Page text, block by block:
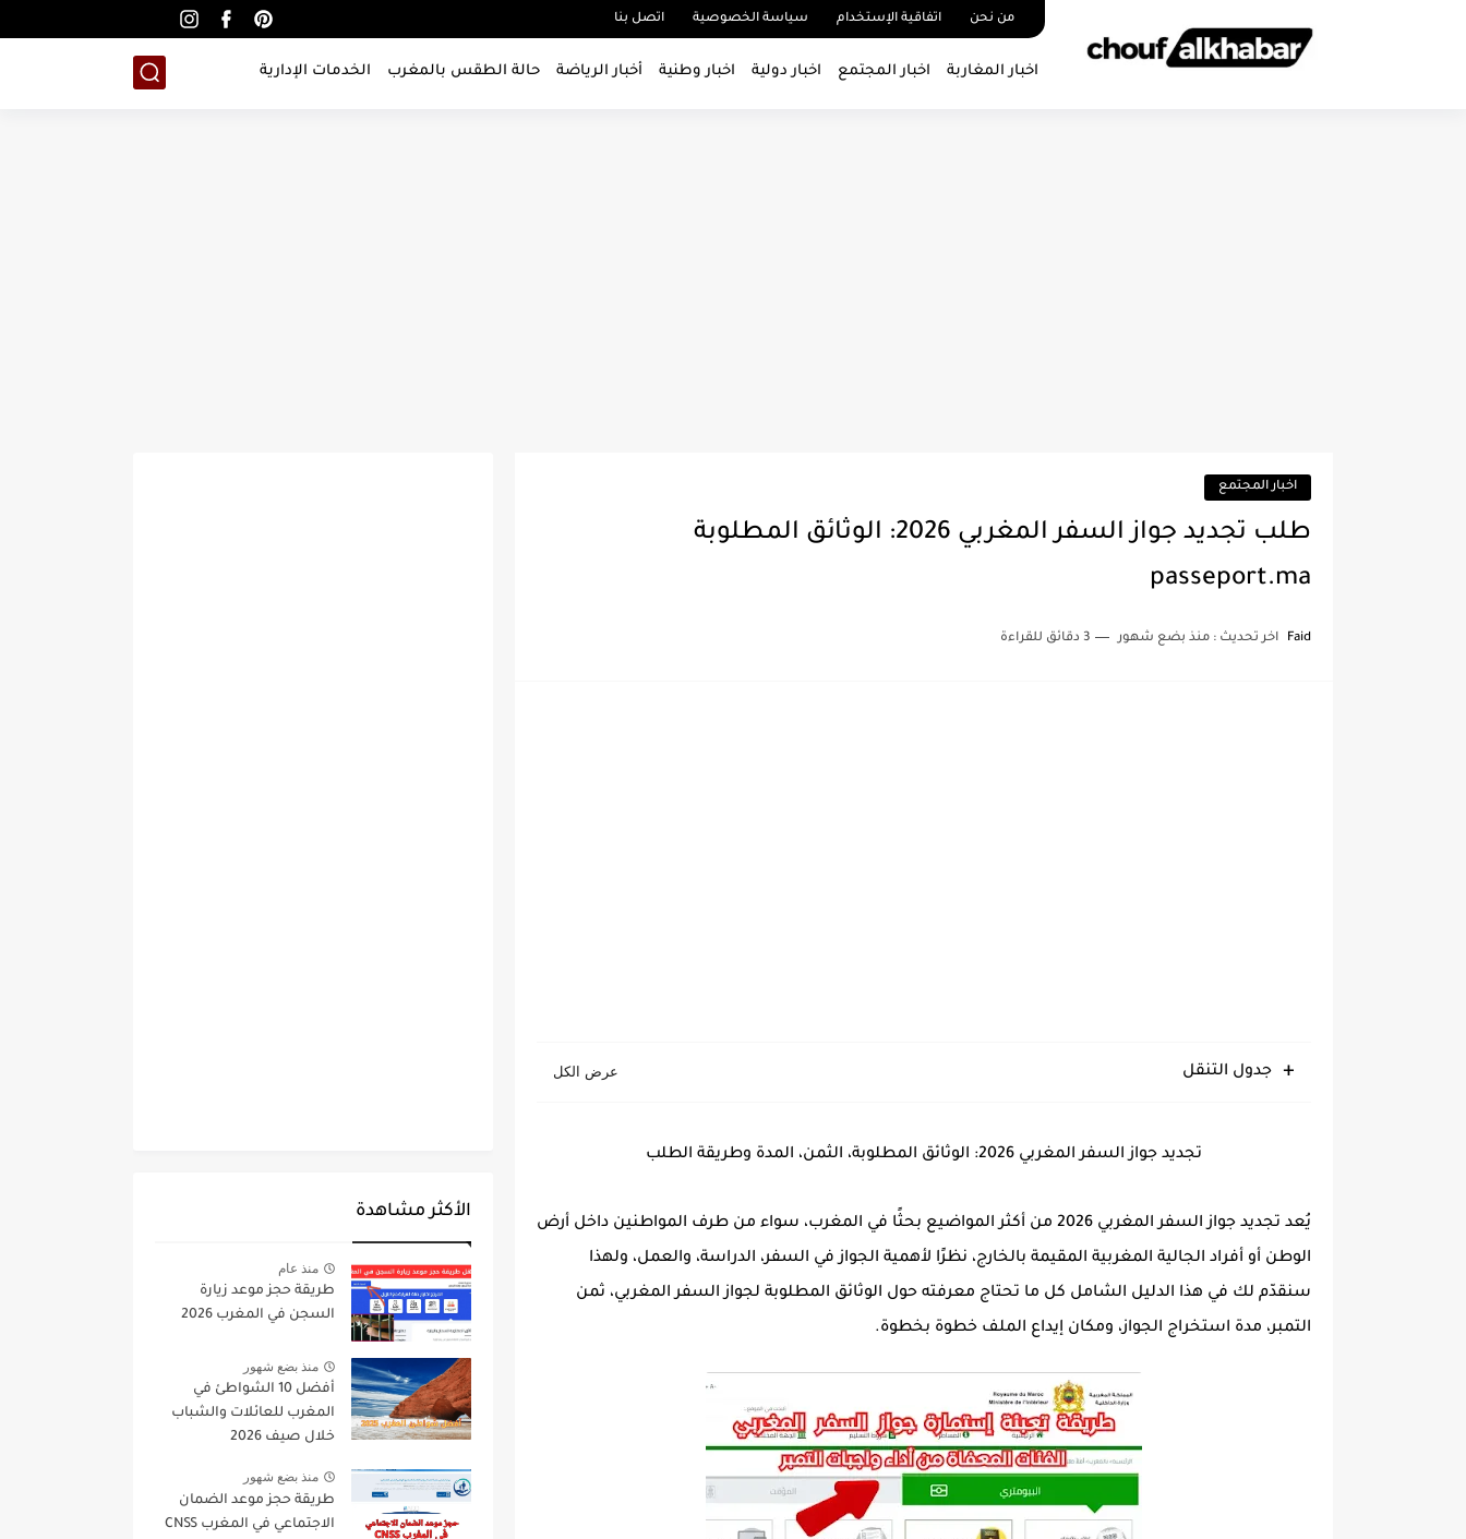
من نحن اتفاقية الإستخدام سياسة الخصوصية اتصل بنا
اخبار المغاربة اخبار المجتمع اخبار دولية اخبار وطنية أخبار الرياضة حالة الطقس بالمغرب الخدمات الإدارية
اخبار المجتمع
طلب تجديد جواز السفر المغربي 2026: الوثائق المطلوبة
passeport.ma
Faid اخر تحديث : منذ بضع شهور 3 دقائق للقراءة
جدول التنقل
تجديد جواز السفر المغربي 2026: الوثائق المطلوبة، الثمن، المدة وطريقة الطلب
يُعد تجديد جواز السفر المغربي 2026
من أكثر المواضيع بحثًا في المغرب، سواء من طرف المواطنين داخل أرض
الوطن أو أفراد الجالية المغربية المقيمة بالخارج، نظرًا لأهمية الجواز في السفر، الدراسة، والعمل، ولهذا
سنقدّم لك في هذا الدليل الشامل كل ما تحتاج معرفته حول الوثائق المطلوبة لجواز السفر المغربي، ثمن
التمبر، مدة استخراج الجواز، ومكان إيداع الملف خطوة بخطوة.
الأكثر مشاهدة
منذ عام
طريقة حجز موعد زيارة
السجن في المغرب 2026
منذ بضع شهور
أفضل 10 الشواطئ في
المغرب للعائلات والشباب
خلال صيف 2026
منذ بضع شهور
طريقة حجز موعد الضمان
الاجتماعي في المغرب CNSS